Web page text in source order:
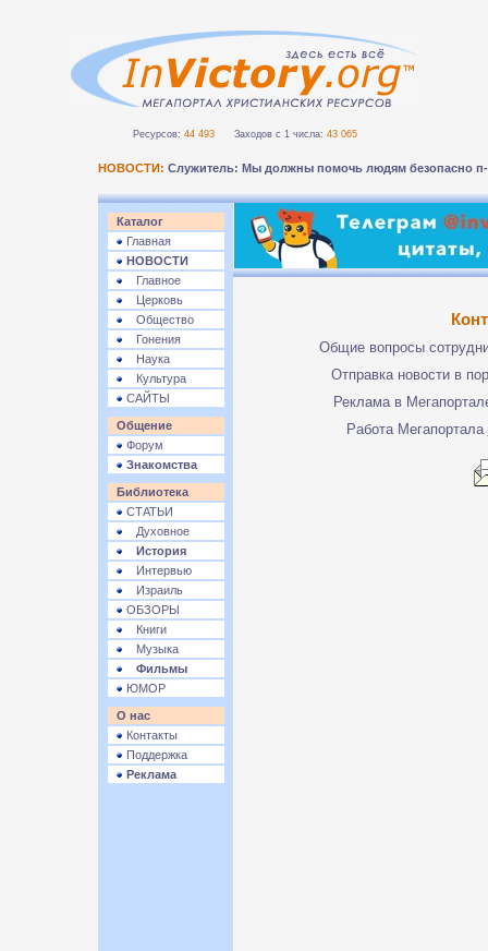
Ресурсов: 44 493 Заходов с 1 числа: 43 065
НОВОСТИ: Служитель: Мы должны помочь людям безопасно
Каталог
Главная
НОВОСТИ
Главное
Церковь
Общество
Гонения
Наука
Культура
САЙТЫ
Общение
Форум
Знакомства
Библиотека
СТАТЬИ
Духовное
История
Интервью
Израиль
ОБЗОРЫ
Книги
Музыка
Фильмы
ЮМОР
О нас
Контакты
Поддержка
Реклама
Общие вопросы
Отправка новости в
Реклама в
Работа Мегапортала